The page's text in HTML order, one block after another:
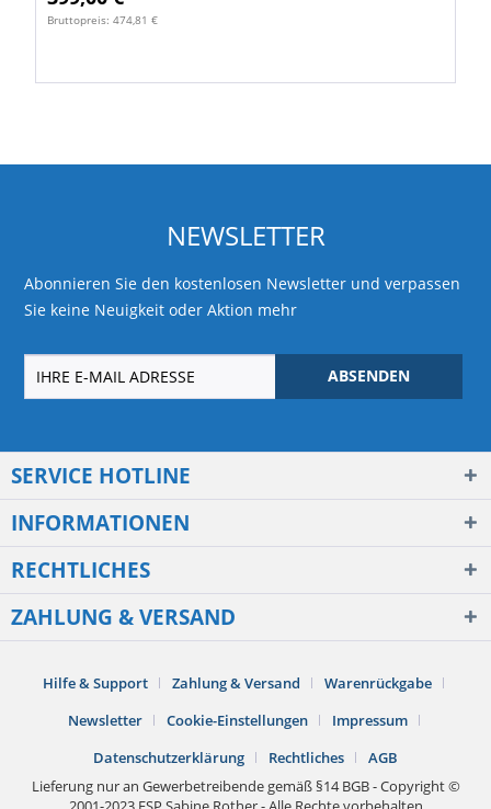
Bruttopreis: 474,81 €
NEWSLETTER
Abonnieren Sie den kostenlosen Newsletter und verpassen
Sie keine Neuigkeit oder Aktion mehr
ABSENDEN
SERVICE HOTLINE
INFORMATIONEN
RECHTLICHES
ZAHLUNG & VERSAND
Hilfe & Support Zahlung & Versand
Warenrückgabe
Newsletter
Cookie-Einstellungen
Impressum
Datenschutzerklärung
Rechtliches
AGB
Lieferung nur an Gewerbetreibende gemäß §14 BGB - Copyright ©